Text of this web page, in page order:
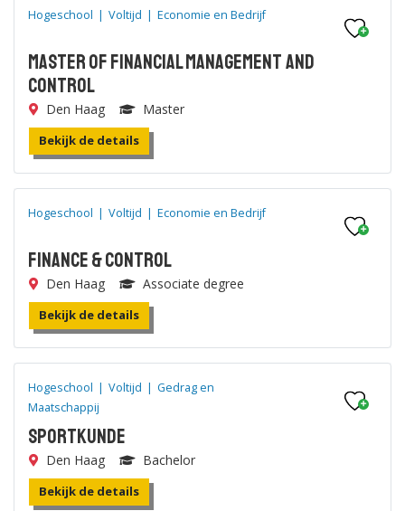
Hogeschool | Voltijd | Economie en Bedrijf
Master of Financial Management and
Control
Den Haag Master
Bekijk de details
Hogeschool | Voltijd | Economie en Bedrijf
Finance & Control
Den Haag Associate degree
Bekijk de details
Hogeschool | Voltijd | Gedrag en
Maatschappij
Sportkunde
Den Haag Bachelor
Bekijk de details